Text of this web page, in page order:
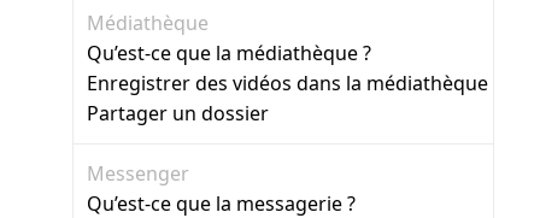
Médiathèque
Qu’est-ce que la médiathèque ?
Enregistrer des vidéos dans la médiathèque
Partager un dossier
Messenger
Qu’est-ce que la messagerie ?